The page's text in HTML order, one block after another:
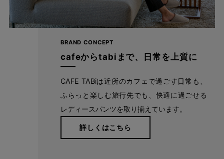
1本の糸から、そして1枚の生地から、多くの職人の手によっ
てCAFE TABiのレディースパンツはできあがっています。
ハイクオリティなパターンと丁寧な縫製でもっと美しく。や
BRAND CONCEPT
cafeからtabiまで、日常を上質に
CAFE TABiは近所のカフェで過ごす日常も、
ふらっと楽しむ旅行先でも、快適に過ごせる
レディースパンツを取り揃えています。
詳しくはこちら